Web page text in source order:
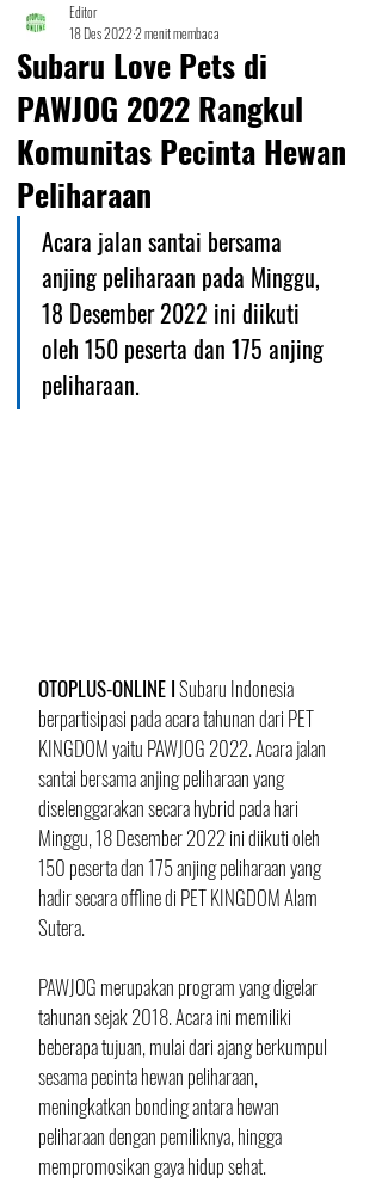
Subaru Love Pets di
PAWJOG 2022 Rangkul
Komunitas Pecinta Hewan
Peliharaan
Editor
18 Des 20222 menit membaca
Acara jalan santai bersama
anjing peliharaan pada Minggu,
18 Desember 2022 ini diikuti
oleh 150 peserta dan 175 anjing
peliharaan.
OTOPLUS-ONLINE I Subaru Indonesia
berpartisipasi pada acara tahunan dari PET
KINGDOM yaitu PAWJOG 2022. Acara jalan
santai bersama anjing peliharaan yang
diselenggarakan secara hybrid pada hari
Minggu, 18 Desember 2022 ini diikuti oleh
150 peserta dan 175 anjing peliharaan yang
hadir secara offline di PET KINGDOM Alam
Sutera.
PAWJOG merupakan program yang digelar
tahunan sejak 2018. Acara ini memiliki
beberapa tujuan, mulai dari ajang berkumpul
sesama pecinta hewan peliharaan,
meningkatkan bonding antara hewan
peliharaan dengan pemiliknya, hingga
mempromosikan gaya hidup sehat.